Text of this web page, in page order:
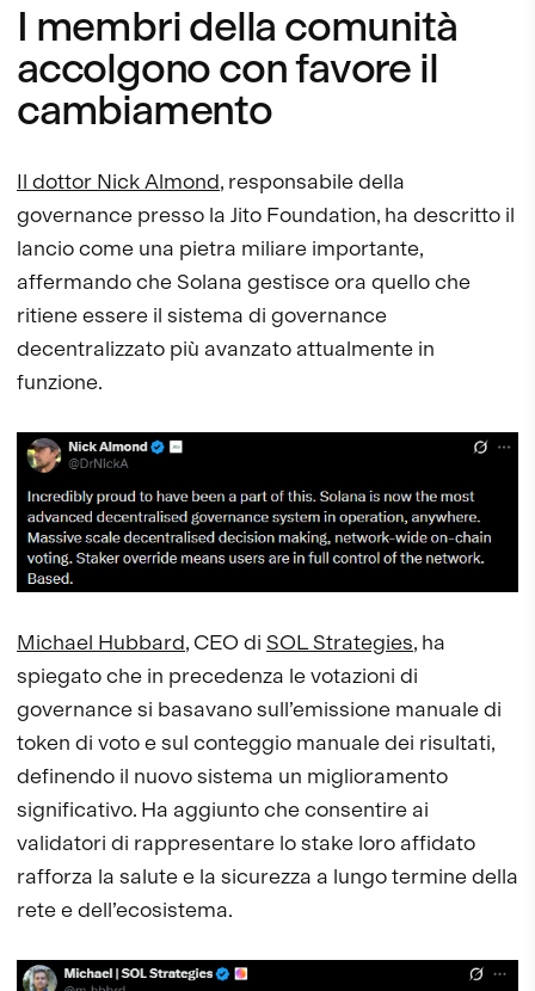
I membri della comunità
accolgono con favore il
cambiamento
Il dottor Nick Almond, responsabile della
governance presso la Jito Foundation, ha descritto il
lancio come una pietra miliare importante,
affermando che Solana gestisce ora quello che
ritiene essere il sistema di governance
decentralizzato più avanzato attualmente in
funzione.
Michael Hubbard, CEO di SOL Strategies, ha
spiegato che in precedenza le votazioni di
governance si basavano sull’emissione manuale di
token di voto e sul conteggio manuale dei risultati,
definendo il nuovo sistema un miglioramento
significativo. Ha aggiunto che consentire ai
validatori di rappresentare lo stake loro affidato
rafforza la salute e la sicurezza a lungo termine della
rete e dell’ecosistema.